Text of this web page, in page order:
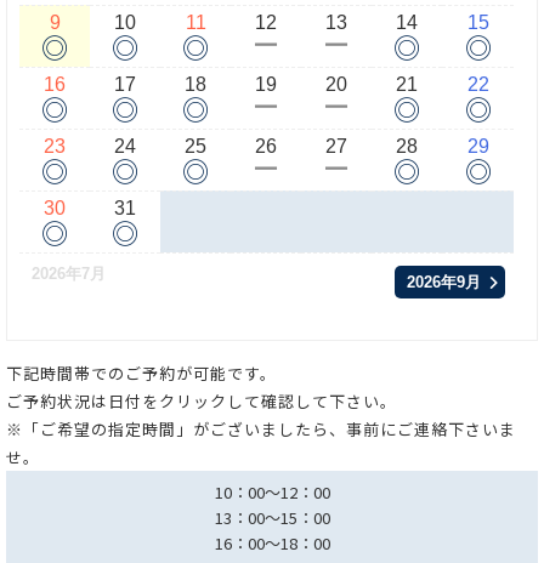
9
◎
10
◎
11
◎
12
ー
13
ー
14
◎
15
◎
16
◎
17
◎
18
◎
19
ー
20
ー
21
◎
22
◎
23
◎
24
◎
25
◎
26
ー
27
ー
28
◎
29
◎
30
◎
31
◎
2026年7月 2026年9月
下記時間帯でのご予約が可能です。
ご予約状況は日付をクリックして確認して下さい。
※「ご希望の指定時間」がございましたら、事前にご連絡下さいま
せ。
10：00～12：00
13：00～15：00
16：00～18：00